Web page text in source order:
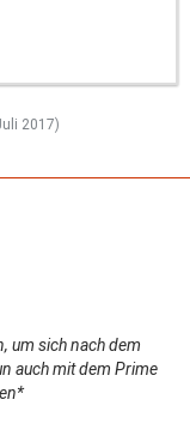
2017)
um sich nach dem
auch mit dem Prime